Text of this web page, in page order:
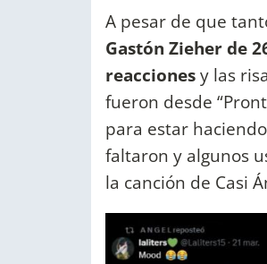
A pesar de que
Gastón Zieher de
reaccionesy las
fueron desde
para estar
faltaron y algunos
la canción de Casi